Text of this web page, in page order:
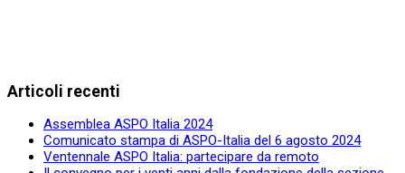
Articoli recenti
Assemblea ASPO Italia 2024
Comunicato stampa di ASPO-Italia del 6 agosto 2024
Ventennale ASPO Italia: partecipare da remoto